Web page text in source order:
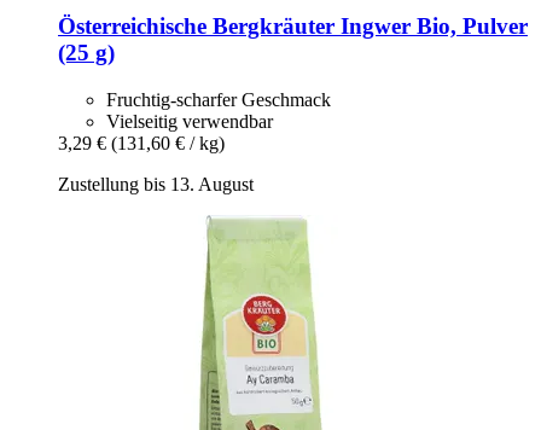
Österreichische Bergkräuter Ingwer Bio, Pulver
(25 g)
Fruchtig-scharfer Geschmack
Vielseitig verwendbar
3,29 € (131,60 € / kg)
Zustellung bis 13. August